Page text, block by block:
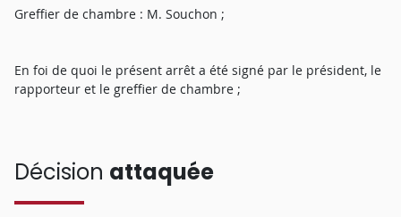
Greffier de chambre : M. Souchon ;
En foi de quoi le présent arrêt a été signé par le président, le
rapporteur et le greffier de chambre ;
Décision attaquée